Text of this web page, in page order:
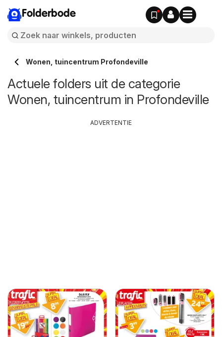
Folderbode
Wonen, tuincentrum Profondeville
Actuele folders uit de categorie
Wonen, tuincentrum in Profondeville
ADVERTENTIE